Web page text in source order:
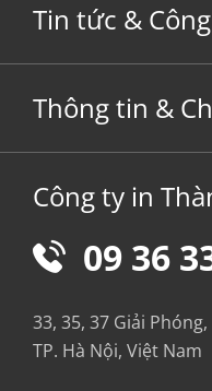
Tin tức &
Thông tin &
Công ty in
09 36
33, 35, 37 Giải
TP. Hà Nội, Việt Nam